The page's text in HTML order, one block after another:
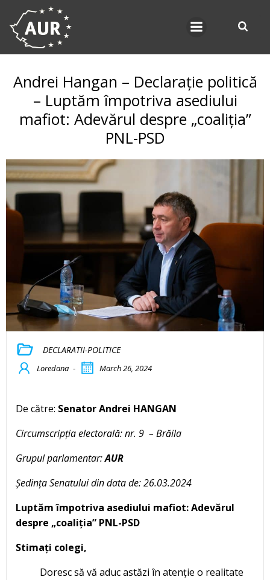
Andrei Hangan – Declarație politică
– Luptăm împotriva asediului
mafiot: Adevărul despre „coaliția”
PNL-PSD
DECLARATII-POLITICE
Loredana - March 26, 2024
De către: Senator Andrei HANGAN
Circumscripția electorală: nr. 9 – Brăila
Grupul parlamentar:AUR
Ședința Senatului din data de: 26.03.2024
Luptăm împotriva asediului mafiot: Adevărul
despre „coaliția” PNL-PSD
Stimați colegi,
Doresc să vă aduc astăzi în atenție o realitate